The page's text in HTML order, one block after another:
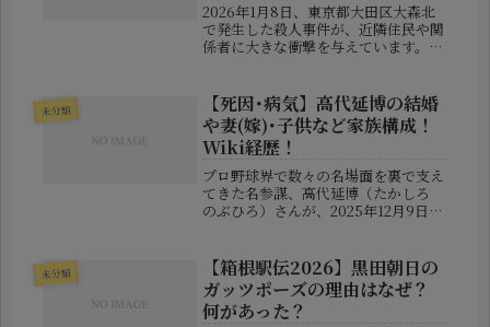
2026年1月8日、東京都大田区大森北
で発生した殺人事件が、近隣住民や関
係者に大きな衝撃を与えています。被
ま あきひろ）さん。▼関連記事山中
正裕の顔画像は？犯行動機やFAC...
未分類
【死因･病気】高代延博の結婚
や妻(嫁)･子供など家族構成！
Wiki経歴！
プロ野球界で数々の名場面を裏で支え
てきた名参謀、高代延博（たかしろ
のぶひろ）さんが、2025年12月9日、
たる闘病生活の末に静かに人生の幕を
閉じました。この記事では、高...
未分類
【箱根駅伝2026】黒田朝日の
ガッツポーズの理由はなぜ？
何があった？